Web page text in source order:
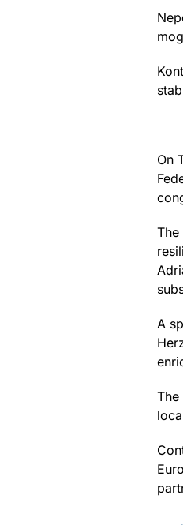
On
A